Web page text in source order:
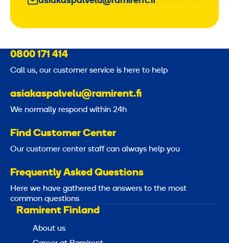
0800 171 414
Call us, our customer service is here to help
asiakaspalvelu@ramirent.fi
We normally respond within 24h
Find Customer Center
Our customer center staff can always help you
Frequently Asked Questions
Here we have gathered the answers to the most
common questions
Ramirent Finland
About us